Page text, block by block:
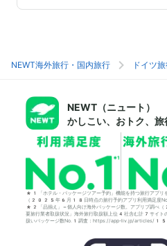
NEWT海外旅行・国内旅行 ドイツ
NEWT（ニュート）
かしこい、おトク、旅
*1「ホテル・パッケージツアー予約」機能を持つ旅行アプリ
（2025年6月18日時点の旅行予約アプリ利用満足度
*2「品揃え」＝個人向け海外パッケージ数。アプリブ
要旅行業者取扱状況」海外旅行取扱額上位4社含む計7サイト
扱いパッケージ数No.1調査：https://app-liv.jp/